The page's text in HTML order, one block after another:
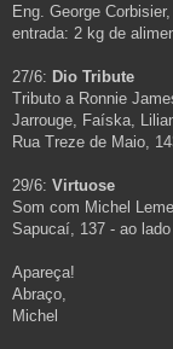
Eng. George
entrada: 2 kg de
27/6: Dio Tribute
Tributo a Ronnie
Jarrouge, Faíska,
Rua Treze de Maio,
29/6: Virtuose
Som com Michel
Sapucaí, 137 - ao
Apareça!
Abraço,
Michel